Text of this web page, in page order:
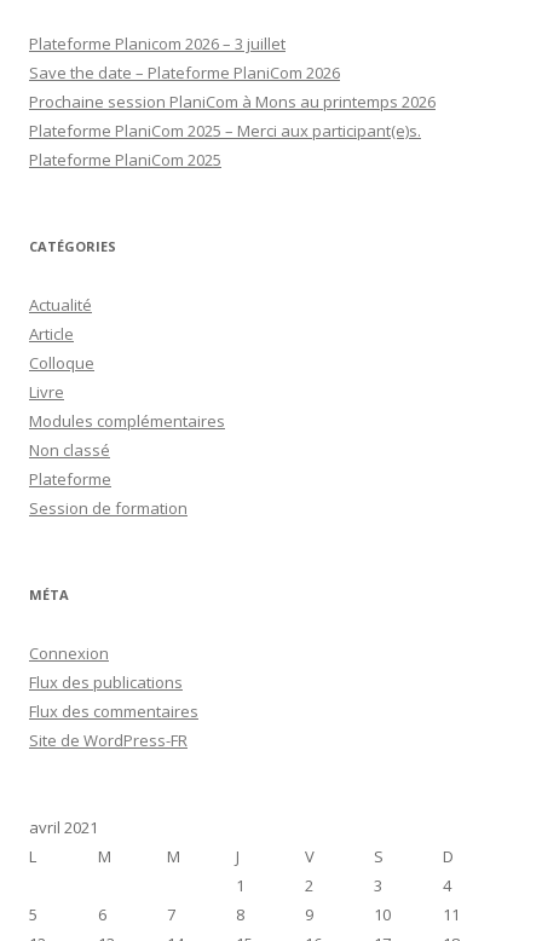
Plateforme Planicom 2026 – 3 juillet
Save the date – Plateforme PlaniCom 2026
Prochaine session PlaniCom à Mons au printemps 2026
Plateforme PlaniCom 2025 – Merci aux participant(e)s.
Plateforme PlaniCom 2025
CATÉGORIES
Actualité
Article
Colloque
Livre
Modules complémentaires
Non classé
Plateforme
Session de formation
MÉTA
Connexion
Flux des publications
Flux des commentaires
Site de WordPress-FR
avril 2021
L
M M J V S
D
1
2 3
4
5
6 7 8 9 10
11